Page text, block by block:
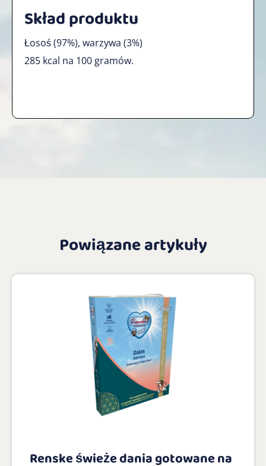
Skład produktu
Łosoś (97%), warzywa (3%)
285 kcal na 100 gramów.
Powiązane artykuły
Renske świeże dania gotowane na